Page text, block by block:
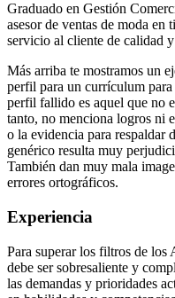
Graduado en Gestión
asesor de ventas de moda en
servicio al cliente de calidad
Más arriba te mostramos un
perfil para un currículum
perfil fallido es aquel que no
tanto, no menciona logros ni
o la evidencia para respaldar
genérico resulta muy
También dan muy mala
errores ortográficos.
Experiencia
Para superar los filtros de los
debe ser sobresaliente y
las demandas y prioridades